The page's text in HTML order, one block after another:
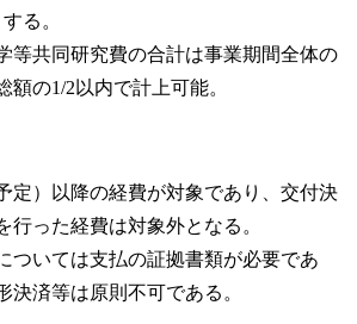
る。
等共同研究費の合計は事業期間全体の
額の1/2以内で計上可能。
定）以降の経費が対象であり、交付決
行った経費は対象外となる。
ついては支払の証拠書類が必要であ
決済等は原則不可である。